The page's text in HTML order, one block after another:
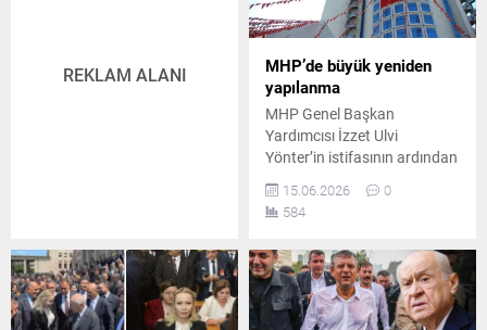
REKLAM ALANI
MHP’de büyük yeniden
yapılanma
MHP Genel Başkan
Yardımcısı İzzet Ulvi
Yönter’in istifasının ardından
ve değişim süreci, ilan edilen
kongre takvimiyle birlikte
operasyonuna dönüştü.
15.06.2026
0
584